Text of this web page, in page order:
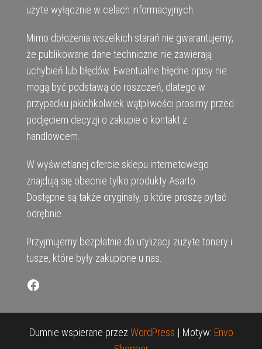
użyte wyłącznie w celach informacyjnych.
Mimo dołożenia wszelkich starań nie gwarantujemy,
że publikowane dane techniczne nie zawierają
uchybień lub błędów. Ewentualne błędne opisy nie
mogą być podstawą do roszczeń, dlatego w
przypadku jakichkolwiek wątpliwości prosimy przed
podjęciem decyzji o zakupie o kontakt z
handlowcem.
W wyświetlanej ofercie sklepu internetowego
znajdują się obecnie tylko produkty Asarto.
Dostępne są także oryginały, o które proszę pytać
odrębnie.
Przyjmujemy bezpłatnie do utylizacji zużyte tonery i
tusze, które były zakupione u nas.
Facebook
Dumnie wspierane przez WordPress | Motyw: Envo